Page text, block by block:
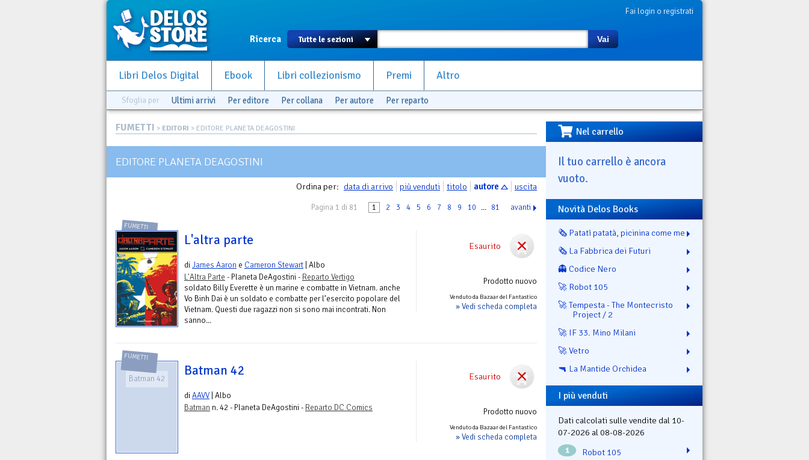
Fai login o registrati
Ricerca Vai
Libri Delos Digital Ebook Libri collezionismo Premi Altro
Sfoglia per Ultimi arrivi Per editore Per collana Per autore Per reparto
FUMETTI > EDITORI > EDITORE PLANETA DEAGOSTINI
EDITORE PLANETA DEAGOSTINI
Ordina per: data di arrivo più venduti titolo autore uscita
Pagina 1 di 81 1 2 3 4 5 6 7 8 9 10 ... 81 avanti
Esaurito
Prodotto nuovo
Venduto da Bazaar del Fantastico
» Vedi scheda completa
FUMETTI
L'altra parte
diJames Aaron e Cameron Stewart | Albo
L'Altra Parte - Planeta DeAgostini - Reparto Vertigo
soldato Billy Everette è un marine e combatte in Vietnam. anche
Vo Binh Dai è un soldato e combatte per l’esercito popolare del
Vietnam. Questi due ragazzi non si sono mai incontrati. Non
sanno...
Esaurito
Prodotto nuovo
Venduto da Bazaar del Fantastico
» Vedi scheda completa
FUMETTI
Batman 42
Batman 42
diAAVV | Albo
Batman n. 42 - Planeta DeAgostini - Reparto DC Comics
Nel carrello
Il tuo carrello è ancora
vuoto.
Novità Delos Books
🗞️ Patatì patatà, picinina come me
🗞️ La Fabbrica dei Futuri
👻 Codice Nero
🚀 Robot 105
🚀 Tempesta - The Montecristo
Project / 2
🚀 IF 33. Mino Milani
🚀 Vetro
🔫 La Mantide Orchidea
I più venduti
Dati calcolati sulle vendite dal 10-
07-2026 al 08-08-2026
1 Robot 105